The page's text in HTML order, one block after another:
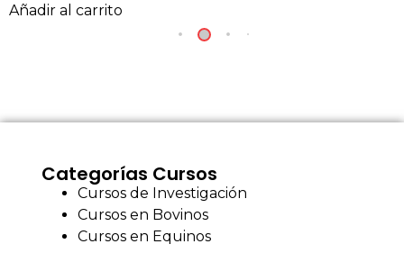
Añadir al carrito
Categorías Cursos
Cursos de Investigación
Cursos en Bovinos
Cursos en Equinos